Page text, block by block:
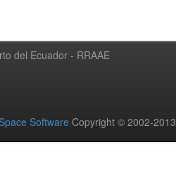
del Ecuador - RRAAE
Software Copyright © 2002-2013